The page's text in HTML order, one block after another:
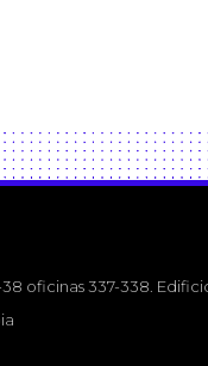
38 oficinas 337-338.